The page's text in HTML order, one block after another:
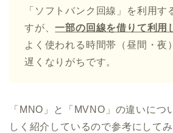
「ソフトバンク回線」を利用す
すが、一部の回線を借りて利用
よく使われる時間帯（昼間・夜
遅くなりがちです。
「MNO」と「MVNO」の違いにつ
しく紹介しているので参考にしてみ